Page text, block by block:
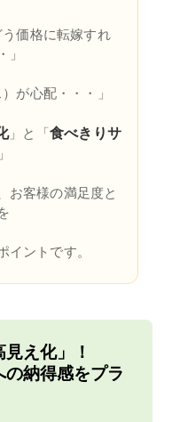
う価格に転嫁すれ
」
が心配・・・」
」と「食べきりサ
お客様の満足度と
え化」！
の納得感をプラ